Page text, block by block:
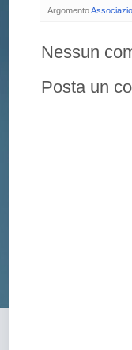
Argomento
Nessun
Posta un